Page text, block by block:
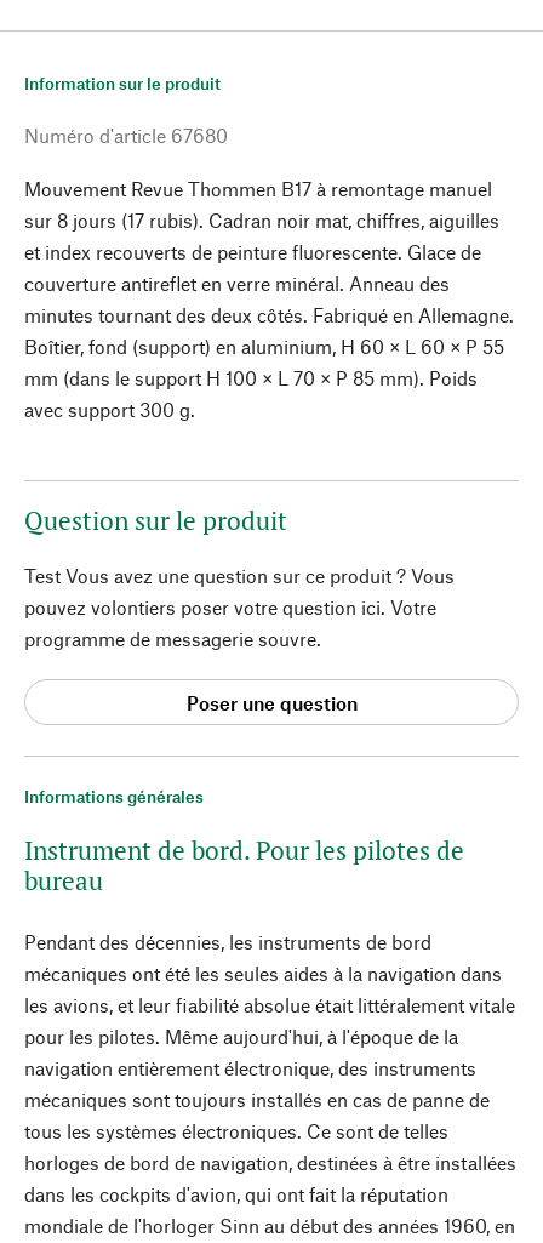
Informations générales
Instrument de bord. Pour les pilotes de
bureau
Pendant des décennies, les instruments de bord
mécaniques ont été les seules aides à la navigation dans
les avions, et leur fiabilité absolue était littéralement vitale
pour les pilotes. Même aujourd'hui, à l'époque de la
navigation entièrement électronique, des instruments
mécaniques sont toujours installés en cas de panne de
tous les systèmes électroniques. Ce sont de telles
horloges de bord de navigation, destinées à être installées
dans les cockpits d'avion, qui ont fait la réputation
mondiale de l'horloger Sinn au début des années 1960, en
Information sur le produit
Numéro d'article 67680
Mouvement Revue Thommen B17 à remontage manuel
sur 8 jours (17 rubis). Cadran noir mat, chiffres, aiguilles
et index recouverts de peinture fluorescente. Glace de
couverture antireflet en verre minéral. Anneau des
minutes tournant des deux côtés. Fabriqué en Allemagne.
Boîtier, fond (support) en aluminium, H 60 × L 60 × P 55
mm (dans le support H 100 × L 70 × P 85 mm). Poids
avec support 300 g.
Question sur le produit
Test Vous avez une question sur ce produit ? Vous
pouvez volontiers poser votre question ici. Votre
programme de messagerie souvre.
Poser une question